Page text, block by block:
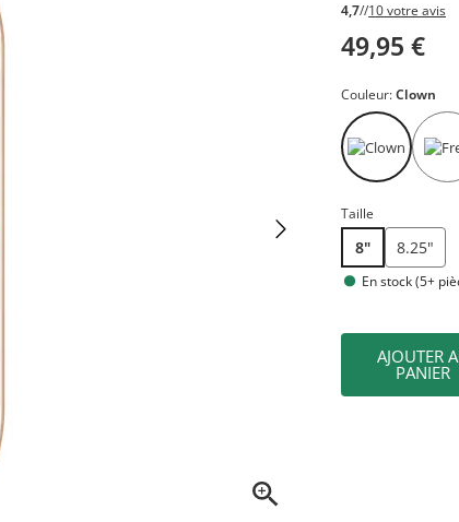
4,7//10 votre avis
49,95 €
Couleur:Clown
Taille
8" 8.25"
En stock (5+
AJOUTER
PANIER